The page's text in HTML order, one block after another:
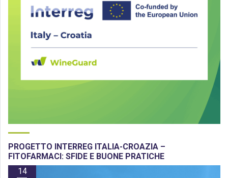
PROGETTO INTERREG ITALIA-CROAZIA –
FITOFARMACI: SFIDE E BUONE PRATICHE
14